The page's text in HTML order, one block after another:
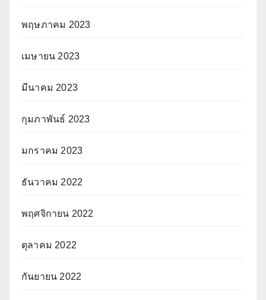
พฤษภาคม 2023
เมษายน 2023
มีนาคม 2023
กุมภาพันธ์ 2023
มกราคม 2023
ธันวาคม 2022
พฤศจิกายน 2022
ตุลาคม 2022
กันยายน 2022